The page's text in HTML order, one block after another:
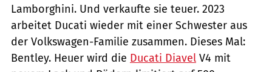
Lamborghini. Und verkaufte sie teuer. 2023
arbeitet Ducati wieder mit einer Schwester aus
der Volkswagen-Familie zusammen. Dieses Mal:
Bentley. Heuer wird die Ducati Diavel V4 mit